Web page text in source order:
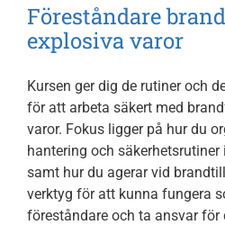
Föreståndare
explosiva varor
Kursen ger dig de rutiner och
för att arbeta säkert med
varor. Fokus ligger på hur du
hantering och
samt hur du agerar vid
verktyg för att kunna fungera
föreståndare och ta ansvar för